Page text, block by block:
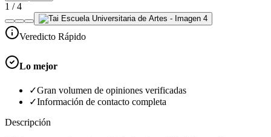
1 /4
Veredicto Rápido
Lo mejor
✓Gran volumen de opiniones verificadas
✓Información de contacto completa
Descripción